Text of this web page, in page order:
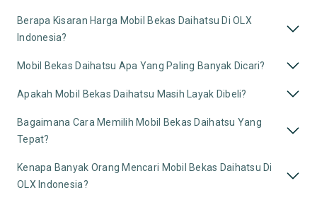
Berapa Kisaran Harga Mobil Bekas Daihatsu Di OLX
Indonesia?
Mobil Bekas Daihatsu Apa Yang Paling Banyak Dicari?
Apakah Mobil Bekas Daihatsu Masih Layak Dibeli?
Bagaimana Cara Memilih Mobil Bekas Daihatsu Yang
Tepat?
Kenapa Banyak Orang Mencari Mobil Bekas Daihatsu Di
OLX Indonesia?